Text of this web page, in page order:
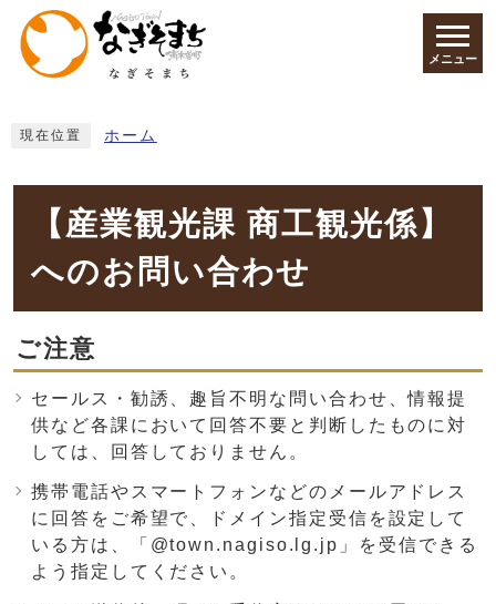
ページの先頭です
メニュー
現在位置 ホーム
【産業観光課 商工観光係】
へのお問い合わせ
ご注意
セールス・勧誘、趣旨不明な問い合わせ、情報提
供など各課において回答不要と判断したものに対
しては、回答しておりません。
携帯電話やスマートフォンなどのメールアドレス
に回答をご希望で、ドメイン指定受信を設定して
いる方は、「@town.nagiso.lg.jp」を受信できる
よう指定してください。